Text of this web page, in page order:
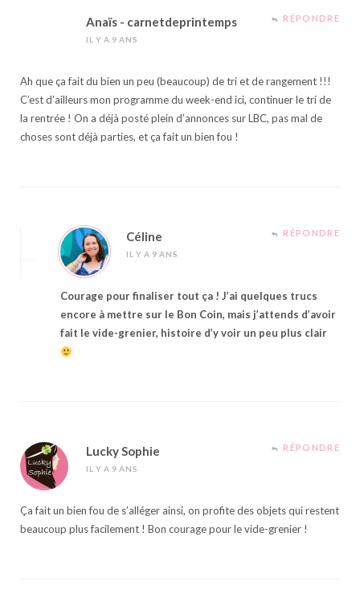
Anaïs - carnetdeprintemps
IL Y A 9 ANS
RÉPONDRE
Ah que ça fait du bien un peu (beaucoup) de tri et de rangement !!!
C’est d’ailleurs mon programme du week-end ici, continuer le tri de
la rentrée ! On a déjà posté plein d’annonces sur LBC, pas mal de
choses sont déjà parties, et ça fait un bien fou !
Céline
IL Y A 9 ANS
RÉPONDRE
Courage pour finaliser tout ça ! J’ai quelques trucs
encore à mettre sur le Bon Coin, mais j’attends d’avoir
fait le vide-grenier, histoire d’y voir un peu plus clair
Lucky Sophie
IL Y A 9 ANS
RÉPONDRE
Ça fait un bien fou de s’alléger ainsi, on profite des objets qui restent
beaucoup plus facilement ! Bon courage pour le vide-grenier !